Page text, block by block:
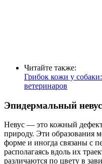
Читайте также:
Грибок кожи у
ветеринаров
Эпидермальный невус
Невус — это кожный
природу. Эти образования
форме и иногда связаны с
располагаясь вдоль их
различаются по цвету в